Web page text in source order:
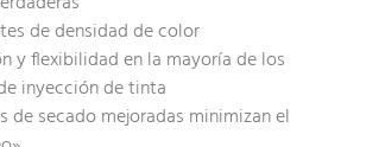
de densidad de color
y flexibilidad en la mayoría de los
inyección de tinta
de secado mejoradas minimizan el